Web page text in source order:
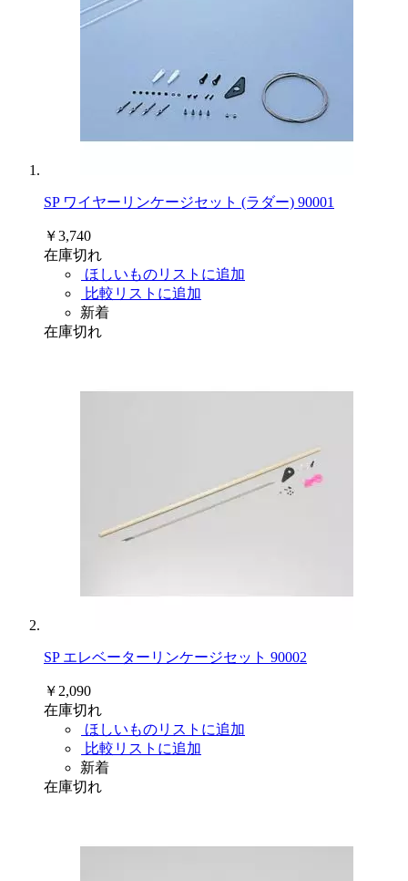
SP ワイヤーリンケージセット (ラダー) 90001
￥3,740
在庫切れ
ほしいものリストに追加
比較リストに追加
新着
在庫切れ
SP エレベーターリンケージセット 90002
￥2,090
在庫切れ
ほしいものリストに追加
比較リストに追加
新着
在庫切れ